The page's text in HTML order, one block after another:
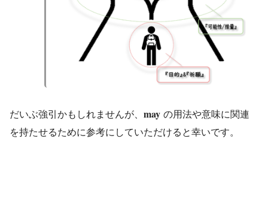
だいぶ強引かもしれませんが、 may の用法や意味に関連
を持たせるために参考にしていただけると幸いです。